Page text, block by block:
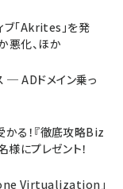
「Akrites」を発
悪化、ほか
─ ADドメイン乗っ
る！『徹底攻略Biz
にプレゼント！
Virtualization」